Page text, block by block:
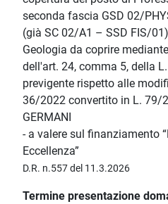
seconda fascia GSD 02/
(già SC 02/A1 – SSD FIS/
Geologia da coprire
dell'art. 24, comma 5, della
previgente rispetto alle
36/2022 convertito in L. 79/
GERMANI
- a valere sul finanziamento
Eccellenza”
D.R. n.557 del 11.3.2026
Termine presentazione